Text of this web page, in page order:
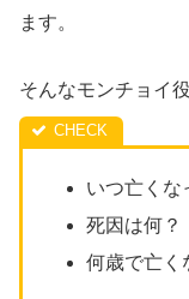
ます。
そんなモンチョイ
いつ亡くな
死因は何？
何歳で亡く